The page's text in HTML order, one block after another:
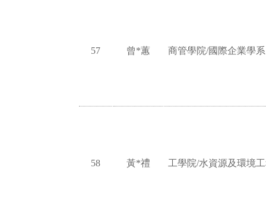
57 曾*蕙 商管學院/國際企業學系
58 黃*禮 工學院/水資源及環境